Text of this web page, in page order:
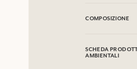
COMPOSIZIONE
Coumarin,
Citral. Questa lista
SCHEDA
AMBIENTALI